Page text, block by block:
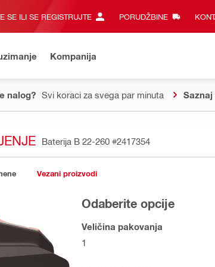
SE ILI SE REGISTRUJTE PORUDŽBINE
Kompanija
nalog? Svi koraci za svega par minuta Saznaj
Baterija B 22-260 #2417354
Vezani proizvodi
Odaberite opcije
Veličina pakovanja
1